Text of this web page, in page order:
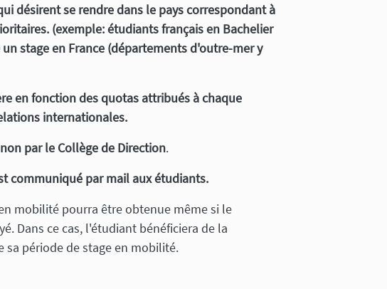
désirent se rendre dans le pays correspondant à
(exemple: étudiants français en Bachelier
stage en France (départements d'outre-mer y
en fonction des quotas attribués à chaque
internationales.
par le Collège de Direction.
communiqué par mail aux étudiants.
mobilité pourra être obtenue même si le
Dans ce cas, l'étudiant bénéficiera de la
sa période de stage en mobilité.